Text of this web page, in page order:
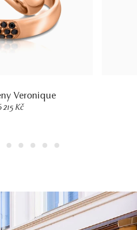
Veronique
215 Kč
6 7 8 9 10